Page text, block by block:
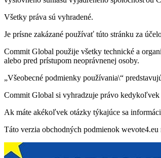
Všetky práva sú vyhradené.
Je prísne zakázané používať túto stránku za
Commit Global použije všetky technické a
alebo pred prístupom neoprávnenej osoby.
„Všeobecné podmienky používania\“
Commit Global si vyhradzuje právo kedykoľvek
Ak máte akékoľvek otázky týkajúce sa
Táto verzia obchodných podmienok